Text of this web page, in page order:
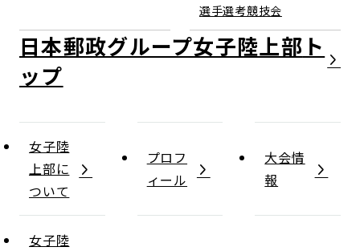
選手選考競技会
日本郵政グループ女子陸上部
女子陸
上部に
ついて
プロフ
ィール
大会情
報
女子陸